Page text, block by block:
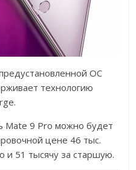
ОС
технологию
Mate 9 Pro можно будет
цене 46 тыс.
и 51 тысячу за старшую.